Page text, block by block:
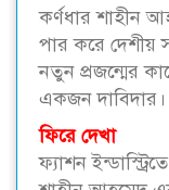
কর্ণধার শাহীন
পার করে দেশীয়
নতুন প্রজন্মের
একজন দাবিদার।
ফিরে দেখা
ফ্যাশন